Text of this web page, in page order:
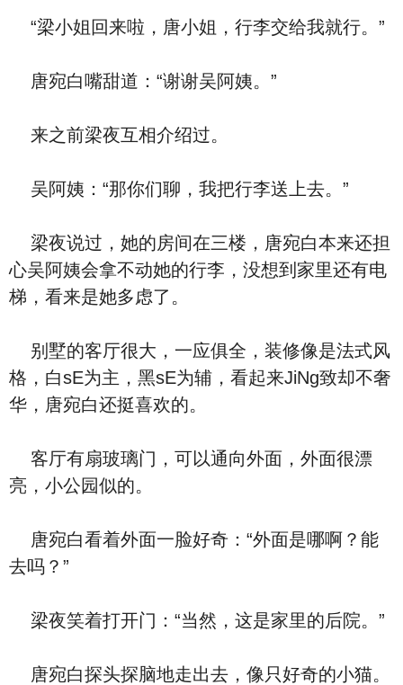
“梁小姐回来啦，唐小姐，行李交给我就行。”
唐宛白嘴甜道：“谢谢吴阿姨。”
来之前梁夜互相介绍过。
吴阿姨：“那你们聊，我把行李送上去。”
梁夜说过，她的房间在三楼，唐宛白本来还担
心吴阿姨会拿不动她的行李，没想到家里还有电
梯，看来是她多虑了。
别墅的客厅很大，一应俱全，装修像是法式风
格，白sE为主，黑sE为辅，看起来JiNg致却不奢
华，唐宛白还挺喜欢的。
客厅有扇玻璃门，可以通向外面，外面很漂
亮，小公园似的。
唐宛白看着外面一脸好奇：“外面是哪啊？能
去吗？”
梁夜笑着打开门：“当然，这是家里的后院。”
唐宛白探头探脑地走出去，像只好奇的小猫。